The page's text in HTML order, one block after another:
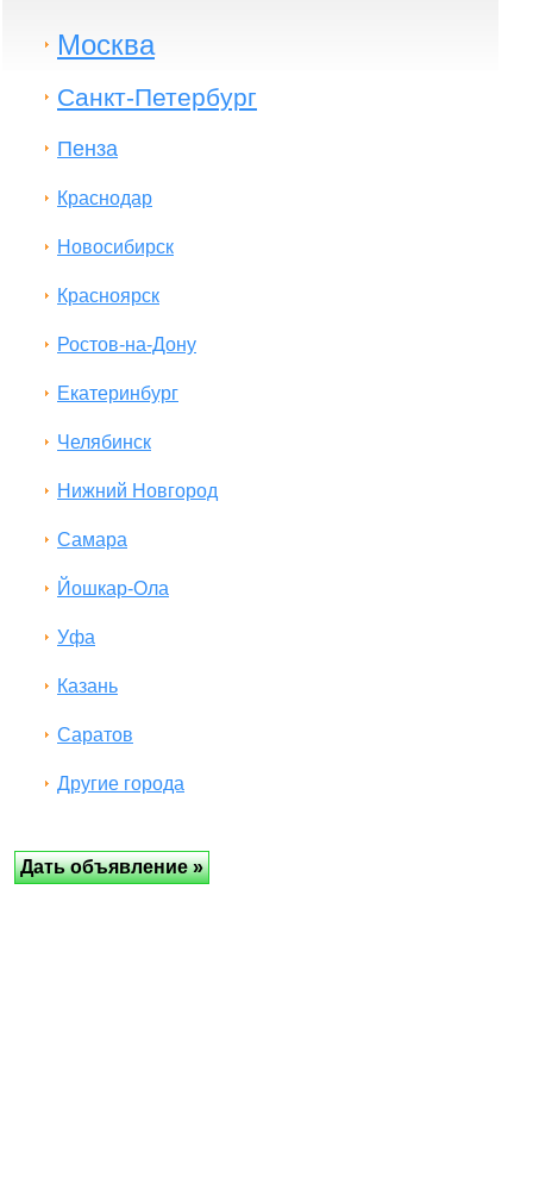
Москва
Санкт-Петербург
Пенза
Краснодар
Новосибирск
Красноярск
Ростов-на-Дону
Екатеринбург
Челябинск
Нижний Новгород
Самара
Йошкар-Ола
Уфа
Казань
Саратов
Другие города